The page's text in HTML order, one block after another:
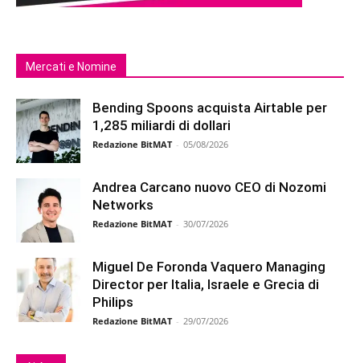
Mercati e Nomine
Bending Spoons acquista Airtable per
1,285 miliardi di dollari
Redazione BitMAT - 05/08/2026
Andrea Carcano nuovo CEO di Nozomi
Networks
Redazione BitMAT - 30/07/2026
Miguel De Foronda Vaquero Managing
Director per Italia, Israele e Grecia di
Philips
Redazione BitMAT - 29/07/2026